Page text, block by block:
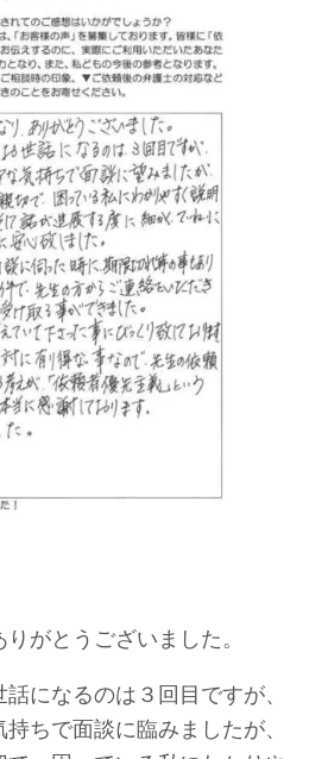
がとうございました。
になるのは３回目ですが、
ちで面談に臨みましたが、